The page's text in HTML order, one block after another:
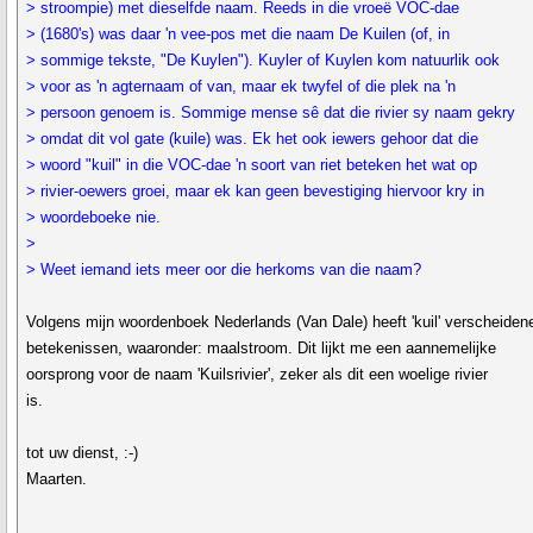
> stroompie) met dieselfde naam. Reeds in die vroeë VOC-dae
> (1680's) was daar 'n vee-pos met die naam De Kuilen (of, in
> sommige tekste, "De Kuylen"). Kuyler of Kuylen kom natuurlik ook
> voor as 'n agternaam of van, maar ek twyfel of die plek na 'n
> persoon genoem is. Sommige mense sê dat die rivier sy naam gekry
> omdat dit vol gate (kuile) was. Ek het ook iewers gehoor dat die
> woord "kuil" in die VOC-dae 'n soort van riet beteken het wat op
> rivier-oewers groei, maar ek kan geen bevestiging hiervoor kry in
> woordeboeke nie.
>
> Weet iemand iets meer oor die herkoms van die naam?
Volgens mijn woordenboek Nederlands (Van Dale) heeft 'kuil'
betekenissen, waaronder: maalstroom. Dit lijkt me een aannemelijke
oorsprong voor de naam 'Kuilsrivier', zeker als dit een woelige rivier
is.
tot uw dienst, :-)
Maarten.